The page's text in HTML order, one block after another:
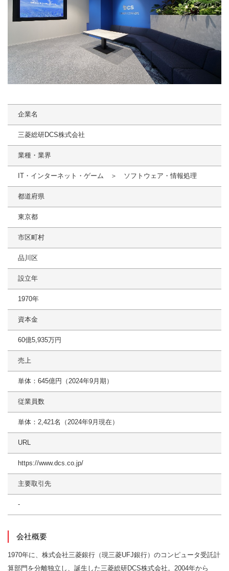
企業名
三菱総研DCS株式会社
業種・業界
IT・インターネット・ゲーム ＞ ソフトウェア・情報処理
都道府県
東京都
市区町村
品川区
設立年
1970年
資本金
60億5,935万円
売上
単体：645億円（2024年9月期）
従業員数
単体：2,421名（2024年9月現在）
URL
https://www.dcs.co.jp/
主要取引先
-
会社概要
1970年に、株式会社三菱銀行（現三菱UFJ銀行）のコンピュータ受託計
算部門を分離独立し、誕生した三菱総研DCS株式会社。2004年から